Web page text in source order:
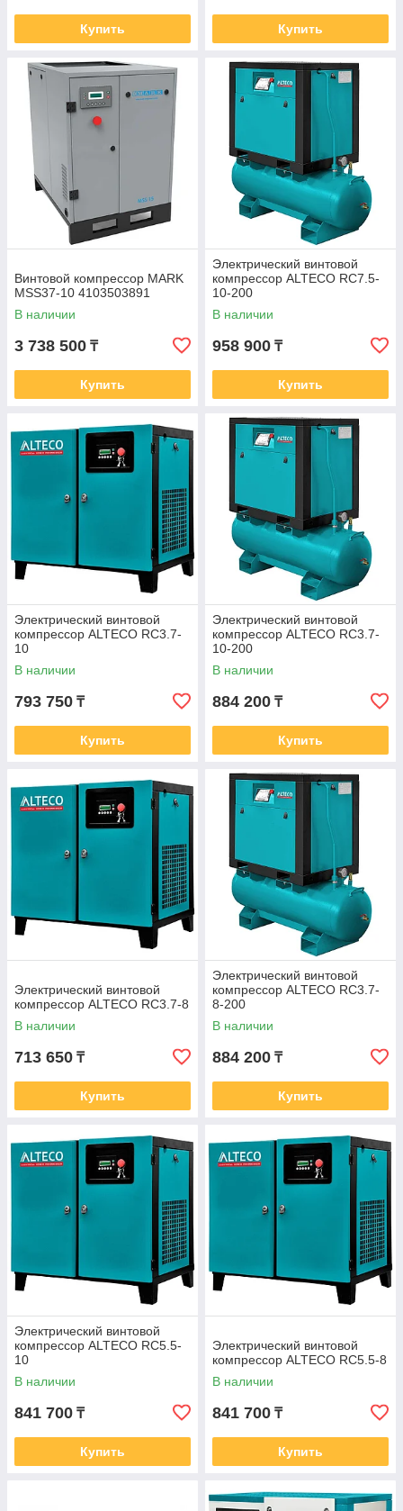
Купить Купить
Винтовой компрессор MARK
MSS37-10 4103503891
В наличии
3 738 500 ₸
Купить
Электрический винтовой
компрессор ALTECO RC7.5-
10-200
В наличии
958 900 ₸
Купить
Электрический винтовой
компрессор ALTECO RC3.7-
10
В наличии
793 750 ₸
Купить
Электрический винтовой
компрессор ALTECO RC3.7-
10-200
В наличии
884 200 ₸
Купить
Электрический винтовой
компрессор ALTECO RC3.7-8
В наличии
713 650 ₸
Купить
Электрический винтовой
компрессор ALTECO RC3.7-
8-200
В наличии
884 200 ₸
Купить
Электрический винтовой
компрессор ALTECO RC5.5-
10
В наличии
841 700 ₸
Купить
Электрический винтовой
компрессор ALTECO RC5.5-8
В наличии
841 700 ₸
Купить